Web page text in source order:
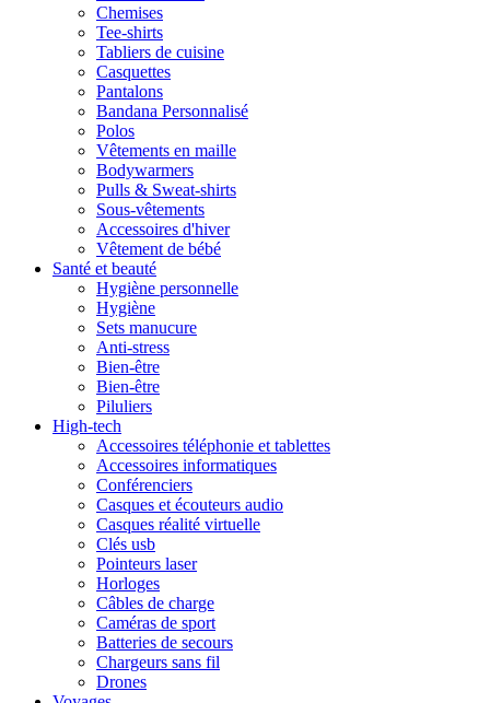
Chemises
Tee-shirts
Tabliers de cuisine
Casquettes
Pantalons
Bandana Personnalisé
Polos
Vêtements en maille
Bodywarmers
Pulls & Sweat-shirts
Sous-vêtements
Accessoires d'hiver
Vêtement de bébé
Santé et beauté
Hygiène personnelle
Hygiène
Sets manucure
Anti-stress
Bien-être
Bien-être
Piluliers
High-tech
Accessoires téléphonie et tablettes
Accessoires informatiques
Conférenciers
Casques et écouteurs audio
Casques réalité virtuelle
Clés usb
Pointeurs laser
Horloges
Câbles de charge
Caméras de sport
Batteries de secours
Chargeurs sans fil
Drones